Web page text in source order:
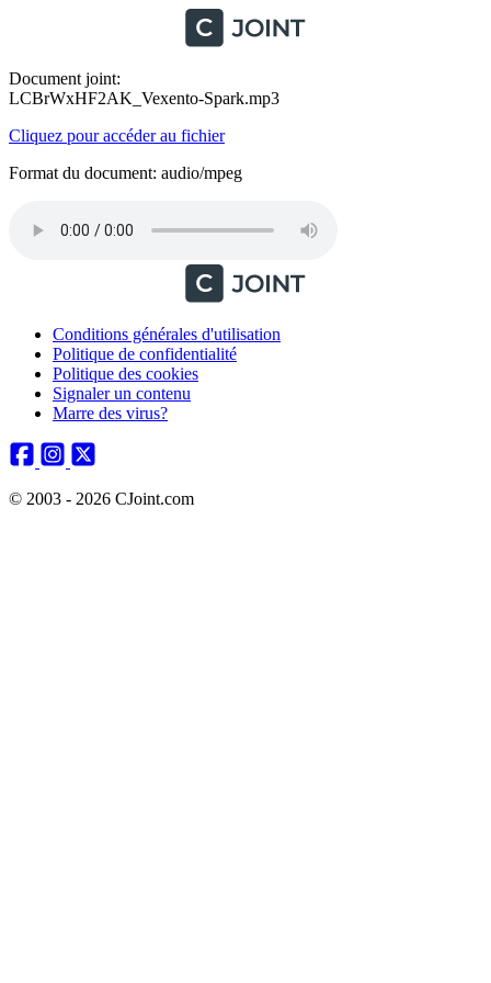
Document joint:
LCBrWxHF2AK_Vexento-Spark.mp3
Cliquez pour accéder au fichier
Format du document: audio/mpeg
Conditions générales d'utilisation
Politique de confidentialité
Politique des cookies
Signaler un contenu
Marre des virus?
© 2003 - 2026 CJoint.com